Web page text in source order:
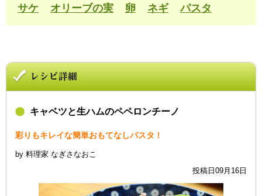
サケ オリーブの実 卵 ネギ パスタ
キャベツと生ハムのペペロンチーノ
彩りもキレイな簡単おもてなしパスタ！
by 料理家 なぎさなおこ
投稿日09月16日